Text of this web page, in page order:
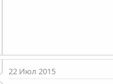
22 Июл 2015